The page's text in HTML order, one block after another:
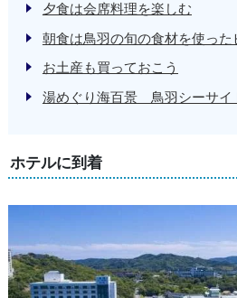
夕食は会席料理を楽しむ
朝食は鳥羽の旬の食材を使った
お土産も買っておこう
湯めぐり海百景 鳥羽シーサイ
ホテルに到着